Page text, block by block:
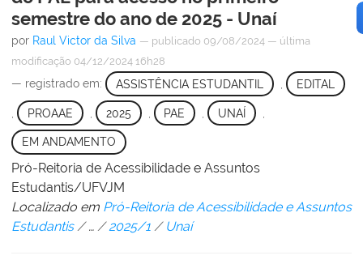
semestre do ano de 2025 - Unaí
por Raul Victor da Silva — publicado 09/08/2024 — última
modificação 04/12/2024 16h28
— registrado em: ASSISTÊNCIA ESTUDANTIL EDITAL
PROAAE 2025 PAE , UNAÍ
EM ANDAMENTO
Pró-Reitoria de Acessibilidade e Assuntos
Estudantis/UFVJM
Localizado em Pró-Reitoria de Acessibilidade e Assuntos
Estudantis /… /2025/1 / Unaí